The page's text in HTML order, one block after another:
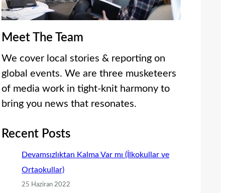
Meet The Team
We cover local stories & reporting on
global events. We are three musketeers
of media work in tight-knit harmony to
bring you news that resonates.
Recent Posts
Devamsızlıktan Kalma Var mı (İlkokullar ve
Ortaokullar)
25 Haziran 2022